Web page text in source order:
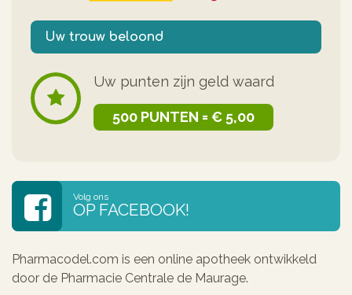
Uw trouw beloond
Uw punten zijn geld waard
500 PUNTEN = € 5,00
Volg ons
OP FACEBOOK!
Pharmacodel.com is een online apotheek ontwikkeld
door de Pharmacie Centrale de Maurage.